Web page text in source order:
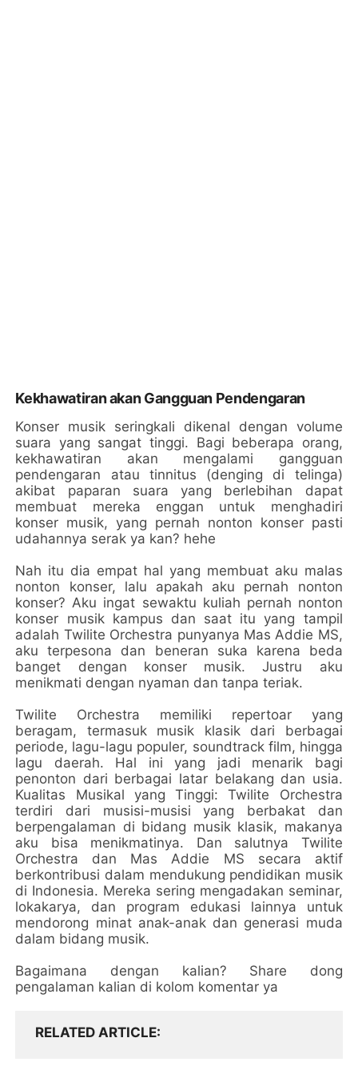
Kekhawatiran akan Gangguan Pendengaran
Konser musik seringkali dikenal dengan volume
suara yang sangat tinggi. Bagi beberapa orang,
kekhawatiran akan mengalami gangguan
pendengaran atau tinnitus (denging di telinga)
akibat paparan suara yang berlebihan dapat
membuat mereka enggan untuk menghadiri
konser musik, yang pernah nonton konser pasti
udahannya serak ya kan? hehe
Nah itu dia empat hal yang membuat aku malas
nonton konser, lalu apakah aku pernah nonton
konser? Aku ingat sewaktu kuliah pernah nonton
konser musik kampus dan saat itu yang tampil
adalah Twilite Orchestra punyanya Mas Addie MS,
aku terpesona dan beneran suka karena beda
banget dengan konser musik. Justru aku
menikmati dengan nyaman dan tanpa teriak.
Twilite Orchestra memiliki repertoar yang
beragam, termasuk musik klasik dari berbagai
periode, lagu-lagu populer, soundtrack film, hingga
lagu daerah. Hal ini yang jadi menarik bagi
penonton dari berbagai latar belakang dan usia.
Kualitas Musikal yang Tinggi: Twilite Orchestra
terdiri dari musisi-musisi yang berbakat dan
berpengalaman di bidang musik klasik, makanya
aku bisa menikmatinya. Dan salutnya Twilite
Orchestra dan Mas Addie MS secara aktif
berkontribusi dalam mendukung pendidikan musik
di Indonesia. Mereka sering mengadakan seminar,
lokakarya, dan program edukasi lainnya untuk
mendorong minat anak-anak dan generasi muda
dalam bidang musik.
Bagaimana dengan kalian? Share dong
pengalaman kalian di kolom komentar ya
RELATED ARTICLE